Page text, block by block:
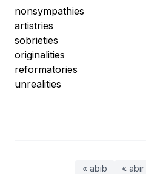
nonsympathies
artistries
sobrieties
originalities
reformatories
unrealities
« abib « abir